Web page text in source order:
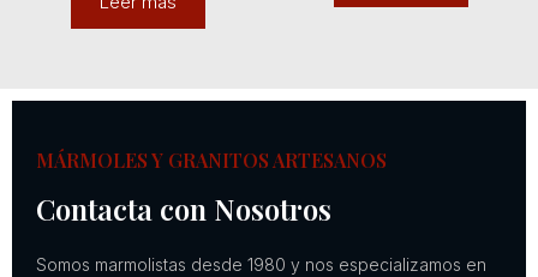
MÁRMOLES Y GRANITOS ARTESANOS
Contacta con Nosotros
Somos marmolistas desde 1980 y nos especializamos en